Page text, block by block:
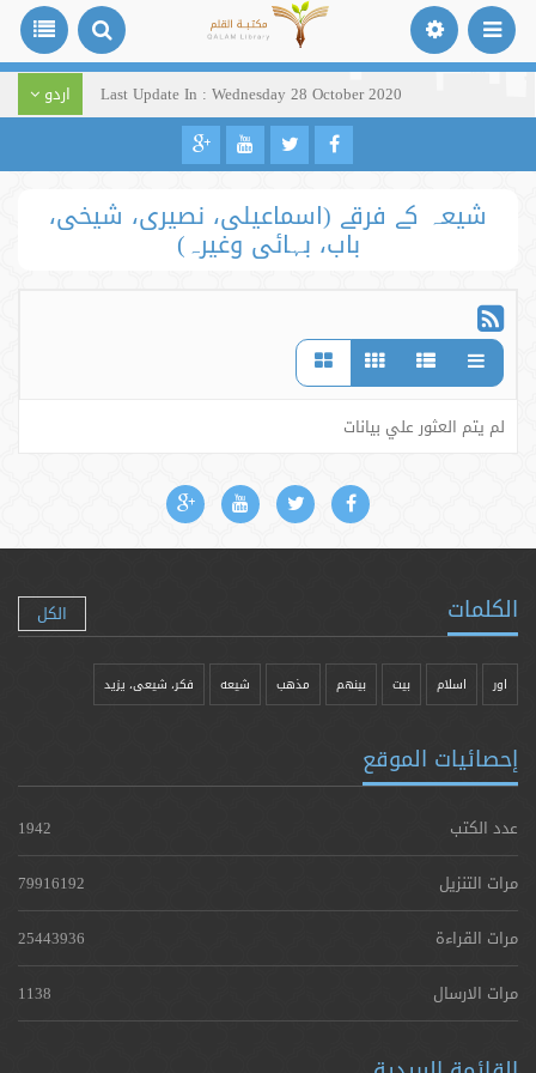
Last Update In : Wednesday 28 October 2020 اردو
شیعہ کے فرقے (اسماعیلی، نصیری، شیخی،
باب، بہائی وغیرہ)
لم يتم العثور علي بيانات
الكلمات الكل
اور اسلام بیت بينهم مذهب شيعه فکر، شیعی، یزيد
إحصائيات الموقع
عدد الكتب
1942
مرات التنزيل
79916192
مرات القراءة
25443936
مرات الارسال
1138